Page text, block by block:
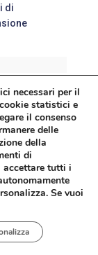
di
e
Opinioni sul
necessari per il
statistici e
il consenso
delle
della
di
accettare tutti i
Se vuoi